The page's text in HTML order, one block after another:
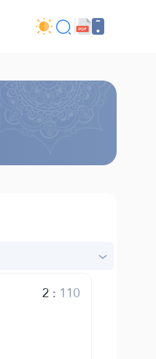
2 : 110